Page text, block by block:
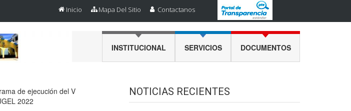
Inicio Mapa Del Sitio Contactanos
INSTITUCIONAL SERVICIOS DOCUMENTOS
de ejecución del V
2022
NOTICIAS RECIENTES